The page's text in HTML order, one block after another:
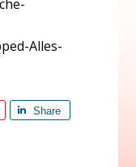
Alles-
Share